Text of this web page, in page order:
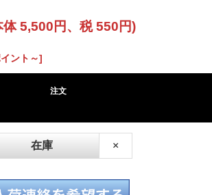
体 5,500円、税 550円)
ント～]
注文
在庫 ×